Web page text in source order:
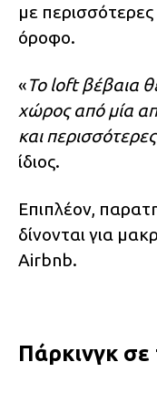
με
όροφο.
«Το loft βέβαια
χώρος από μία
και
ίδιος.
Επιπλέον,
δίνονται για
Airbnb.
Πάρκινγκ σε